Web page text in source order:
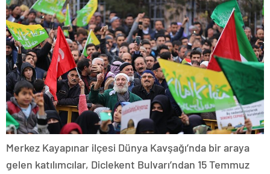
Merkez Kayapınar ilçesi Dünya Kavşağı’nda bir araya
gelen katılımcılar, Diclekent Bulvarı’ndan 15 Temmuz